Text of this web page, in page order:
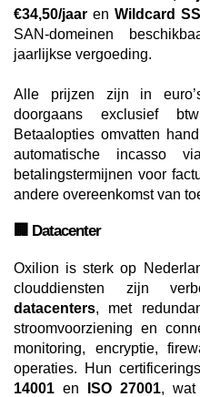
€34,50/jaar enWildcard
SAN-domeinen
jaarlijkse vergoeding.
Alle prijzen zijn in
doorgaans exclusief
Betaalopties omvatten
automatische incasso
betalingstermijnen voor
andere overeenkomst van
🏢 Datacenter
Oxilion is sterk op
clouddiensten zijn
datacenters, met
stroomvoorziening en
monitoring, encryptie,
operaties. Hun
14001 en ISO 27001, wat